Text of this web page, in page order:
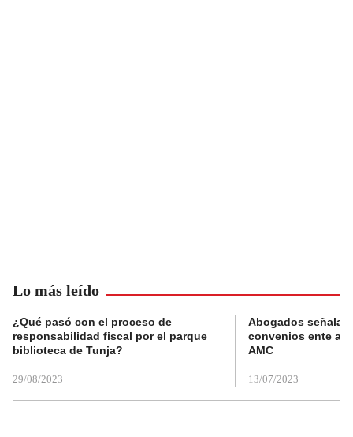
Lo más leído
¿Qué pasó con el proceso de
responsabilidad fiscal por el parque
biblioteca de Tunja?
29/08/2023
Abogados
convenios ente
AMC
13/07/2023